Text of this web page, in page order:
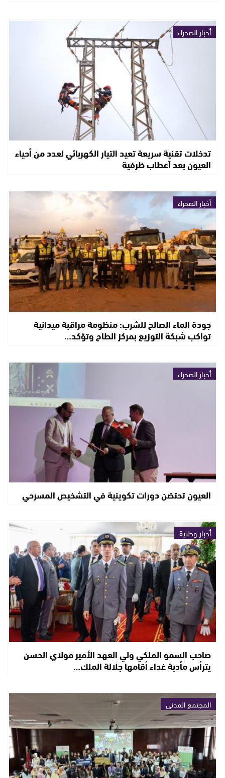
أخبار الصحراء
تدخلات تقنية سريعة تعيد التيار الكهربائي لعدد من أحياء
العيون بعد أعطاب ظرفية
أخبار الصحراء
جودة الماء الصالح للشرب: منظومة مراقبة ميدانية
تواكب شبكة التوزيع بمركز الطاح وتؤكد…
أخبار الصحراء
العيون تحتضن دورات تكوينية في التشخيص المسرحي
أخبار وطنية
صاحب السمو الملكي ولي العهد الأمير مولاي الحسن
يترأس مأدبة غداء أقامها جلالة الملك…
المجتمع المدني